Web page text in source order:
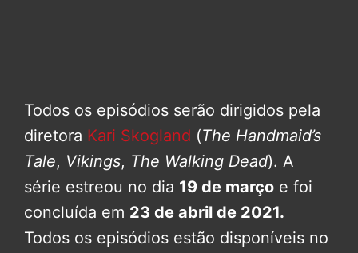
Todos os episódios serão dirigidos pela
diretora Kari Skogland (The Handmaid’s
Tale, Vikings, The Walking Dead). A
série estreou no dia 19 de março e foi
concluída em 23 de abril de 2021.
Todos os episódios estão disponíveis no